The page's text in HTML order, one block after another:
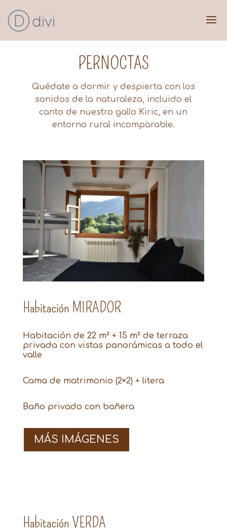
PERNOCTAS
Quédate a dormir y despierta con los
sonidos de la naturaleza, incluido el
canto de nuestro gallo Kiric, en un
entorno rural incomparable.
Habitación MIRADOR
Habitación de 22 m² + 15 m² de terraza
privada con vistas panorámicas a todo el
valle
Cama de matrimonio (2×2) + litera
Baño privado con bañera
MÁS IMÁGENES
Habitación VERDA